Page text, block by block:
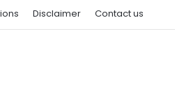
Disclaimer Contact us